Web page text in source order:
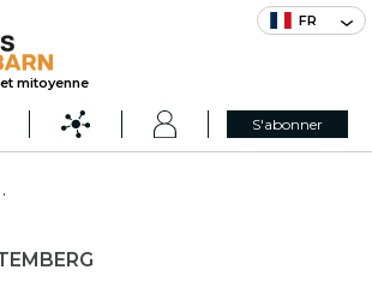
FR
mitoyenne
S'abonner